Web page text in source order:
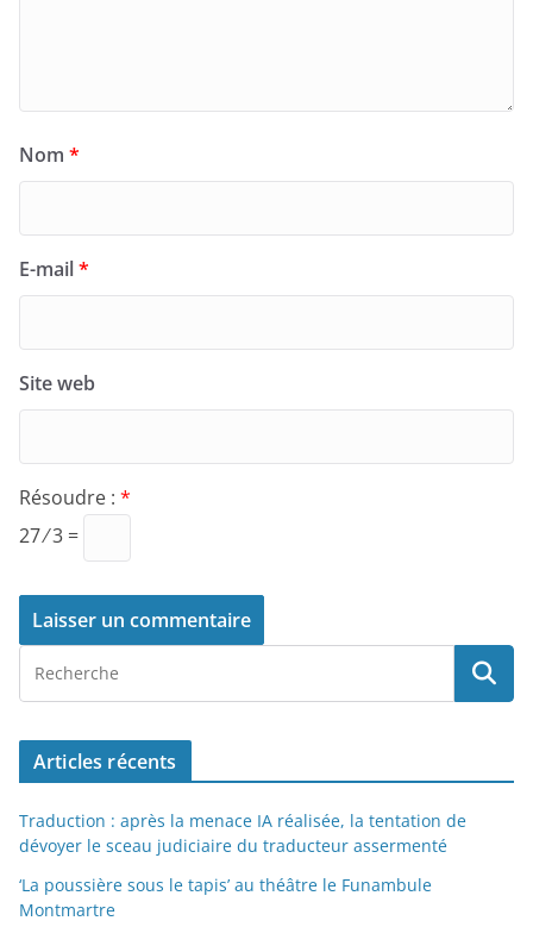
Nom *
E-mail*
Site web
Résoudre : *
27 ⁄ 3 =
Articles récents
Traduction : après la menace IA réalisée, la tentation de
dévoyer le sceau judiciaire du traducteur assermenté
‘La poussière sous le tapis’ au théâtre le Funambule
Montmartre